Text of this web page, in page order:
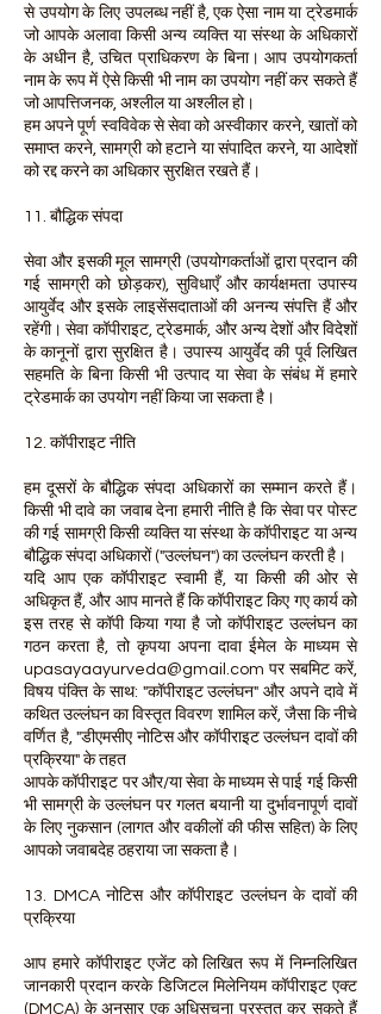
से उपयोग के लिए उपलब्ध नहीं है, एक ऐसा नाम या ट्रेडमार्क
जो आपके अलावा किसी अन्य व्यक्ति या संस्था के अधिकारों
के अधीन है, उचित प्राधिकरण के बिना। आप उपयोगकर्ता
नाम के रूप में ऐसे किसी भी नाम का उपयोग नहीं कर सकते हैं
जो आपत्तिजनक, अश्लील या अश्लील हो।
हम अपने पूर्ण स्वविवेक से सेवा को अस्वीकार करने, खातों को
समाप्त करने, सामग्री को हटाने या संपादित करने, या आदेशों
को रद्द करने का अधिकार सुरक्षित रखते हैं।
11. बौद्धिक संपदा
सेवा और इसकी मूल सामग्री (उपयोगकर्ताओं द्वारा प्रदान की
गई सामग्री को छोड़कर), सुविधाएँ और कार्यक्षमता उपास्य
आयुर्वेद और इसके लाइसेंसदाताओं की अनन्य संपत्ति हैं और
रहेंगी। सेवा कॉपीराइट, ट्रेडमार्क, और अन्य देशों और विदेशों
के कानूनों द्वारा सुरक्षित है। उपास्य आयुर्वेद की पूर्व लिखित
सहमति के बिना किसी भी उत्पाद या सेवा के संबंध में हमारे
ट्रेडमार्क का उपयोग नहीं किया जा सकता है।
12. कॉपीराइट नीति
हम दूसरों के बौद्धिक संपदा अधिकारों का सम्मान करते हैं।
किसी भी दावे का जवाब देना हमारी नीति है कि सेवा पर पोस्ट
की गई सामग्री किसी व्यक्ति या संस्था के कॉपीराइट या अन्य
बौद्धिक संपदा अधिकारों ("उल्लंघन") का उल्लंघन करती है।
यदि आप एक कॉपीराइट स्वामी हैं, या किसी की ओर से
अधिकृत हैं, और आप मानते हैं कि कॉपीराइट किए गए कार्य को
इस तरह से कॉपी किया गया है जो कॉपीराइट उल्लंघन का
गठन करता है, तो कृपया अपना दावा ईमेल के माध्यम से
upasayaayurveda@gmail.com पर सबमिट करें,
विषय पंक्ति के साथ: "कॉपीराइट उल्लंघन" और अपने दावे में
कथित उल्लंघन का विस्तृत विवरण शामिल करें, जैसा कि नीचे
वर्णित है, "डीएमसीए नोटिस और कॉपीराइट उल्लंघन दावों की
प्रक्रिया" के तहत
आपके कॉपीराइट पर और/या सेवा के माध्यम से पाई गई किसी
भी सामग्री के उल्लंघन पर गलत बयानी या दुर्भावनापूर्ण दावों
के लिए नुकसान (लागत और वकीलों की फीस सहित) के लिए
आपको जवाबदेह ठहराया जा सकता है।
13. DMCA नोटिस और कॉपीराइट उल्लंघन के दावों की
प्रक्रिया
आप हमारे कॉपीराइट एजेंट को लिखित रूप में निम्नलिखित
जानकारी प्रदान करके डिजिटल मिलेनियम कॉपीराइट एक्ट
(DMCA) के अनुसार एक अधिसूचना प्रस्तुत कर सकते हैं